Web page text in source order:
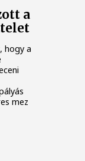
a
hogy a
mez